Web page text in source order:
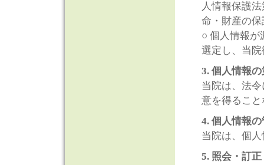
人情報保護
命・財産の
○ 個人情報が
選定し、当
3. 個人情報
当院は、法
意を得るこ
4. 個人情報
当院は、個
5. 照会・訂